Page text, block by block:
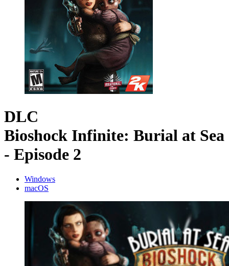
DLC
Bioshock Infinite: Burial at Sea
- Episode 2
Windows
macOS